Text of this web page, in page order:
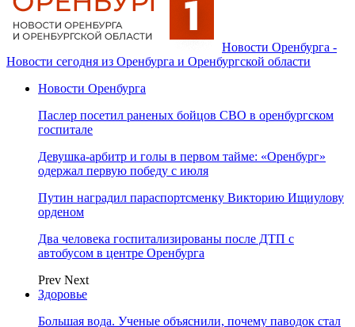
Новости Оренбурга -
Новости сегодня из Оренбурга и Оренбургской области
Новости Оренбурга
Паслер посетил раненых бойцов СВО в оренбургском
госпитале
Девушка-арбитр и голы в первом тайме: «Оренбург»
одержал первую победу с июля
Путин наградил параспортсменку Викторию Ищиулову
орденом
Два человека госпитализированы после ДТП с
автобусом в центре Оренбурга
Prev Next
Здоровье
Большая вода. Ученые объяснили, почему паводок стал